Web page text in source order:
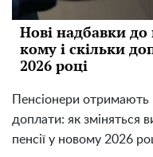
Нові надбавки до
кому і скільки
2026 році
Пенсіонери отримають
доплати: як зміняться
пенсії у новому 2026